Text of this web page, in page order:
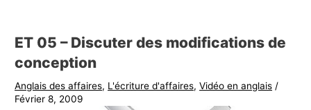
ET 05 – Discuter des modifications de
conception
Anglais des affaires, L'écriture d'affaires,Vidéo en anglais /
Février 8, 2009
i
s
d